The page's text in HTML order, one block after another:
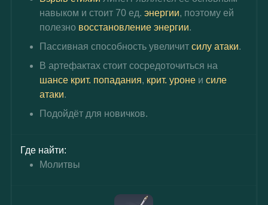
навыком и стоит 70 ед. энергии, поэтому ей
полезно восстановление энергии.
Пассивная способность увеличит силу атаки.
В артефактах стоит сосредоточиться на
шансе крит. попадания, крит. уроне и силе
атаки.
Подойдёт для новичков.
Где найти:
Молитвы